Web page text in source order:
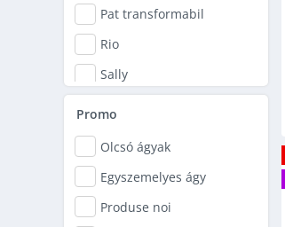
Pat transformabil
Rio
Sally
Promo
Olcsó ágyak
Egyszemelyes ágy
Produse noi